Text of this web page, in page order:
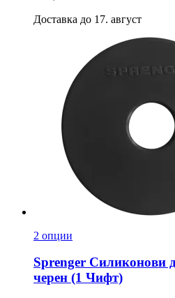
Доставка до 17. август
2 опции
Sprenger Силиконови
черен (1 Чифт)